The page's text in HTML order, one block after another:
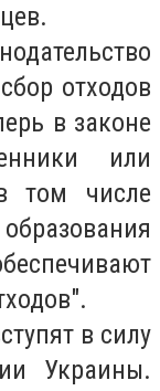
отходов
в законе
или
том числе
в силу
Украины.